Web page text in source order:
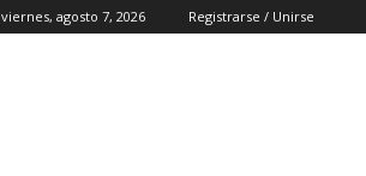
viernes, agosto 7, 2026 Registrarse / Unirse